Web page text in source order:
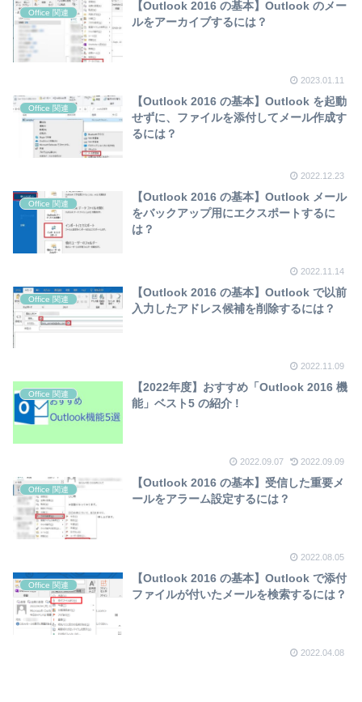
Office 関連
【Outlook 2016 の基本】Outlook のメー
ルをアーカイブするには？
2023.01.11
Office 関連
【Outlook 2016 の基本】Outlook を起動
せずに、ファイルを添付してメール作成す
るには？
2022.12.23
Office 関連
【Outlook 2016 の基本】Outlook メール
をバックアップ用にエクスポートするに
は？
2022.11.14
Office 関連
【Outlook 2016 の基本】Outlook で以前
入力したアドレス候補を削除するには？
2022.11.09
Office 関連
【2022年度】おすすめ「Outlook 2016 機
能」ベスト5 の紹介 !
2022.09.07 2022.09.09
Office 関連
【Outlook 2016 の基本】受信した重要メ
ールをアラーム設定するには？
2022.08.05
Office 関連
【Outlook 2016 の基本】Outlook で添付
ファイルが付いたメールを検索するには？
2022.04.08